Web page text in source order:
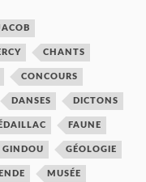
CHANTS
CONCOURS
DANSES DICTONS
FAUNE
GINDOU GÉOLOGIE
MUSÉE